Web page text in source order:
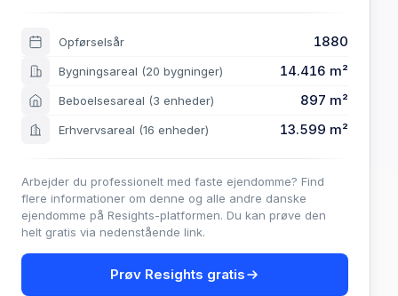
Opførselsår 1880
Bygningsareal (20 bygninger) 14.416 m²
Beboelsesareal (3 enheder) 897 m²
Erhvervsareal (16 enheder) 13.599 m²
Arbejder du professionelt med faste ejendomme? Find
flere informationer om denne og alle andre danske
ejendomme på Resights-platformen. Du kan prøve den
helt gratis via nedenstående link.
Prøv Resights gratis